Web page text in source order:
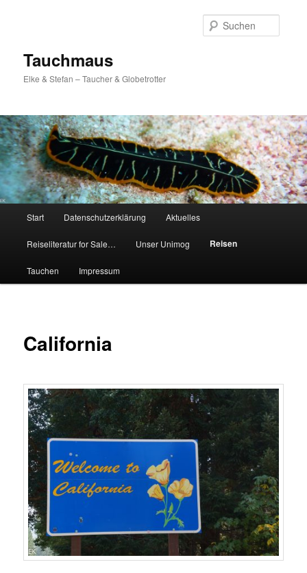
Tauchmaus
Elke & Stefan – Taucher & Globetrotter
Start Datenschutzerklärung Aktuelles
Reiseliteratur for Sale… Unser Unimog Reisen
Tauchen Impressum
California